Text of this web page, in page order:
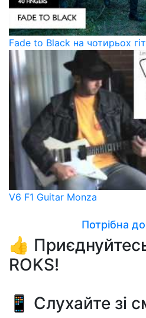
Fade to Black на чотирьох
V6 F1 Guitar Monza
Потрібна
👍
ROKS!
📱 Слухайте зі